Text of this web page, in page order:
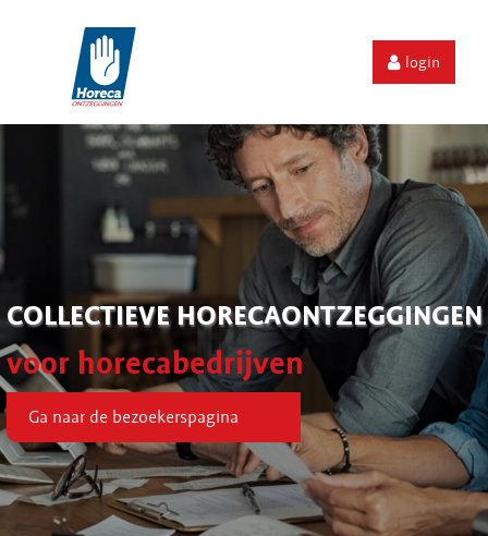
login
COLLECTIEVE HORECAONTZEGGINGEN
voor horecabedrijven
Ga naar de bezoekerspagina